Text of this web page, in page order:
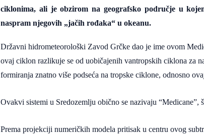
ciklonima, ali je obzirom na geografsko područje u
naspram njegovih „jačih rođaka“ u okeanu.
Državni hidrometeorološki Zavod Grčke dao je ime ovom
ovaj ciklon razlikuje se od uobičajenih vantropskih ciklona za
formiranja znatno više podseća na tropske ciklone, odnosno
Ovakvi sistemi u Sredozemlju obično se nazivaju “Medicane”,
Prema projekciji numeričkih modela pritisak u centru ovog